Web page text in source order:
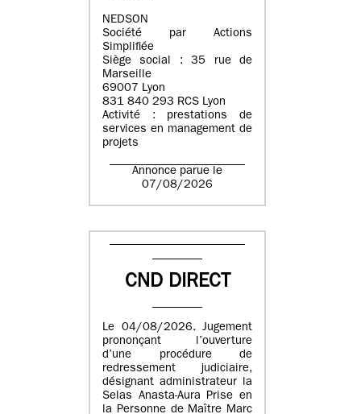
NEDSON
Société par Actions
Simplifiée
Siège social : 35 rue de
Marseille
69007 Lyon
831 840 293 RCS Lyon
Activité : prestations de
services en management de
projets
Annonce parue le
07/08/2026
CND DIRECT
Le 04/08/2026. Jugement
prononçant l’ouverture
d’une procédure de
redressement judiciaire,
désignant administrateur la
Selas Anasta-Aura Prise en
la Personne de Maître Marc